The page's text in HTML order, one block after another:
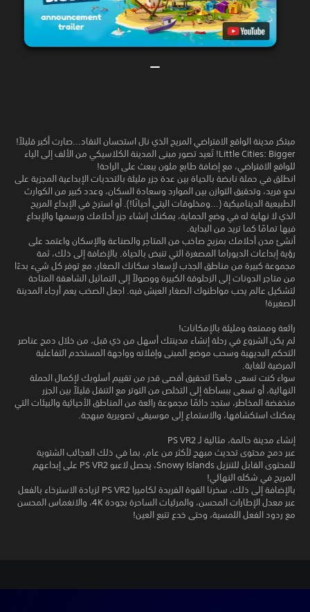
مبتكر مدينة الواقع الافتراضي المريح الذي نال استحسان النقاد...صارت أكبر قليلاً!
Little Cities: Bigger! تُعيد تصور مبنى المدينة الكلاسيكي من الألف إلى الياء
للواقع الافتراضي، مع إضافة طابع ملون يبعث على الراحة!
انطلق في حملة نابضة بالحياة بين عدة جزر مليئة بالتحديات الإبداعية المجزية على
نحوٍ فريد، وتحقيق التوازن بين الموارد وسعادة السكان، وعدد كبير من الكوارث
الطبيعية الديناميكية (...ومخلوقات اليتي أحيانًا!). أو استرخ في الإبداع المريح
الذي لا نهاية له في وضع الحماية، يمكنك إنشاء جزر أحلامك ورسمها والإبداع
فيها تمامًا كما تريد من البداية.
أنشئ مدن أحلامك بمزيج صاخب من المتاجر والصناعة والإسكان واعتمد على
رؤية إبداعات الديوراما المصغرة التي تنبض بالحياة. بالإضافة إلى ذلك، ثمة
مجموعة كبيرة من مناطق الجذب لإسعاد سكانك الصغار، مع توفر كل شيء بدءًا
من متاجر الدونات إلى الزحلوقة الكبيرة ووصولاً إلى التماثيل الشاهقة المتاحة
لتشكيل عالم يحب مواطنوك الصغار العيش فيه. اجعل الصخب يعم أرجاء المدينة
الصغيرة!
رائعة وممتعة ومليئة بالإمكانات!
لم يكن الشروع في رحلة إنشاء مدينتك أسهل من ذي قبل، من خلال دمج عناصر
التحكم البديهية وسحب موضع المبنى وإفلاته وواجهة المستخدم التفاعلية
المرضية للغاية.
سواء كنت تسعى جاهدًا لتحقيق أقصى قدر من تقييم أسلوبك لإكمال الحملة
النهائية، أو تسعى ببساطة إلى التخلص من التوتر مع التنقل قليلاً بين الجزر
منخفضة المخاطر، ستجد دائمًا مجموعة رائعة من المناطق الأحيائية والبيئات التي
يمكنك استكشافها، والاستماع إلى موسيقى تصويرية مبهجة.
إنشاء مدينة حالمة، مثالية لـ PS VR2
عبر دمج محتوى تحديث مبهج لأكثر من عام، بما في ذلك العجائب الشتوية
للمحتوى القابل للتنزيل Snowy Islands، يحصل لاعبو PS VR2 على إبداعهم
المريح في شكله النهائي!
بالإضافة إلى ذلك، سخرنا القوة الفريدة لكاميرا PS VR2 لزيادة الاسترخاء بالفعل
عبر معدل الإطارات المحسن، والمرئيات الساحرة بجودة 4K، والانغماس المحسن
مع ردود الفعل اللمسية، وحتى خدع تتبع العين!